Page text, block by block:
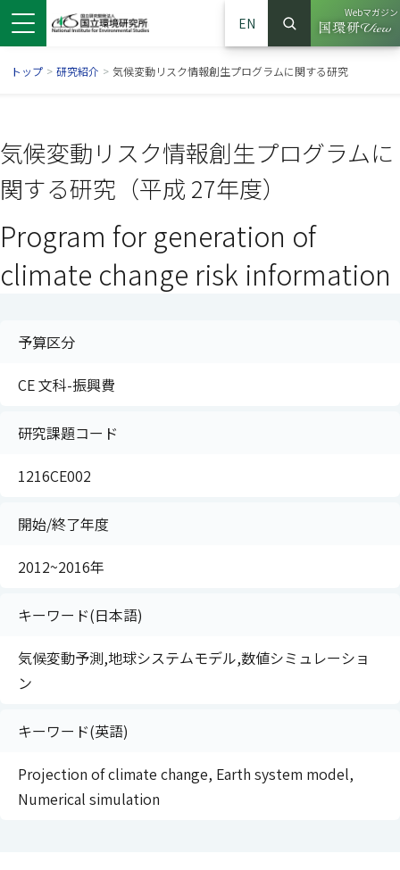
EN
サイト内検索
検索
Webマガジン
（別ウイ
トップ > 研究紹介 > 気候変動リスク情報創生プログラムに関する研究
気候変動リスク情報創生プログラムに
関する研究（平成 27年度）
Program for generation of
climate change risk information
予算区分
CE 文科-振興費
研究課題コード
1216CE002
開始/終了年度
2012~2016年
キーワード(日本語)
気候変動予測,地球システムモデル,数値シミュレーショ
ン
キーワード(英語)
Projection of climate change, Earth system model,
Numerical simulation